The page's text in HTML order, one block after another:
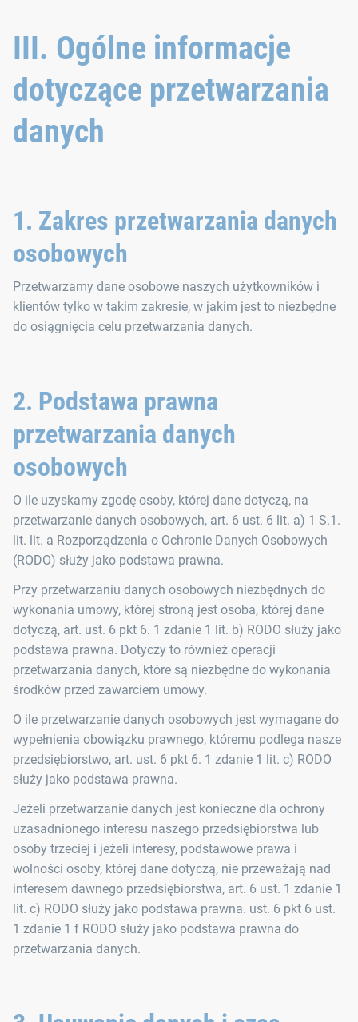
III. Ogólne informacje
dotyczące przetwarzania
danych
1. Zakres przetwarzania danych
osobowych
Przetwarzamy dane osobowe naszych użytkowników i
klientów tylko w takim zakresie, w jakim jest to niezbędne
do osiągnięcia celu przetwarzania danych.
2. Podstawa prawna
przetwarzania danych
osobowych
O ile uzyskamy zgodę osoby, której dane dotyczą, na
przetwarzanie danych osobowych, art. 6 ust. 6 lit. a) 1 S.1.
lit. lit. a Rozporządzenia o Ochronie Danych Osobowych
(RODO) służy jako podstawa prawna.
Przy przetwarzaniu danych osobowych niezbędnych do
wykonania umowy, której stroną jest osoba, której dane
dotyczą, art. ust. 6 pkt 6. 1 zdanie 1 lit. b) RODO służy jako
podstawa prawna. Dotyczy to również operacji
przetwarzania danych, które są niezbędne do wykonania
środków przed zawarciem umowy.
O ile przetwarzanie danych osobowych jest wymagane do
wypełnienia obowiązku prawnego, któremu podlega nasze
przedsiębiorstwo, art. ust. 6 pkt 6. 1 zdanie 1 lit. c) RODO
służy jako podstawa prawna.
Jeżeli przetwarzanie danych jest konieczne dla ochrony
uzasadnionego interesu naszego przedsiębiorstwa lub
osoby trzeciej i jeżeli interesy, podstawowe prawa i
wolności osoby, której dane dotyczą, nie przeważają nad
interesem dawnego przedsiębiorstwa, art. 6 ust. 1 zdanie 1
lit. c) RODO służy jako podstawa prawna. ust. 6 pkt 6 ust.
1 zdanie 1 f RODO służy jako podstawa prawna do
przetwarzania danych.